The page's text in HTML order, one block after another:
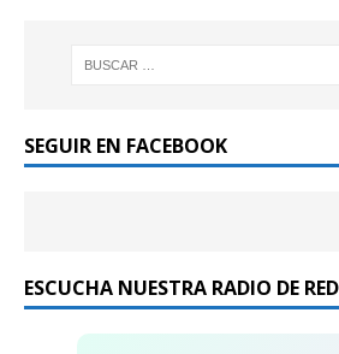
SEGUIR EN FACEBOOK
ESCUCHA NUESTRA RADIO DE